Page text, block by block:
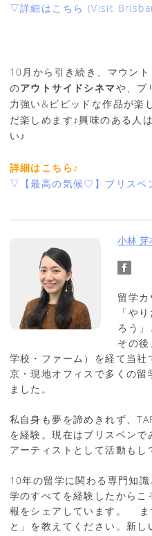
▽詳細はこちら (Visit
10月から引き続き、マウン
のアウトサイドシネマや、ブ
力強い&ビビッドな作品が楽
だ楽しめます♪興味のある人
い♪
詳細はこちら♪
▽【最高の気候♡】ブリスベ
小林
留学カ
「や
ろう」
その
学校・ファーム）を経て当
京・現地オフィスで多くの留
ました。
私自身も夢を諦めきれず、
を経験。現在はブリスベン
アーティストとして活動もし
10年の留学に関わる専門知
学のすべてを経験したから
報をシェアしています。 ま
と」を教えてください。新